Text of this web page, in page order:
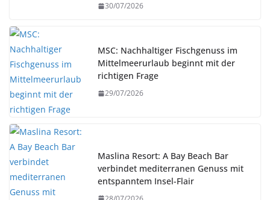
30/07/2026
MSC: Nachhaltiger Fischgenuss im
Mittelmeerurlaub beginnt mit der
richtigen Frage
29/07/2026
Maslina Resort: A Bay Beach Bar
verbindet mediterranen Genuss mit
entspanntem Insel-Flair